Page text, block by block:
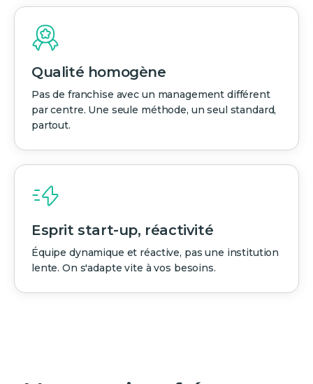
Qualité homogène
Pas de franchise avec un management différent
par centre. Une seule méthode, un seul standard,
partout.
Esprit start-up, réactivité
Équipe dynamique et réactive, pas une institution
lente. On s'adapte vite à vos besoins.